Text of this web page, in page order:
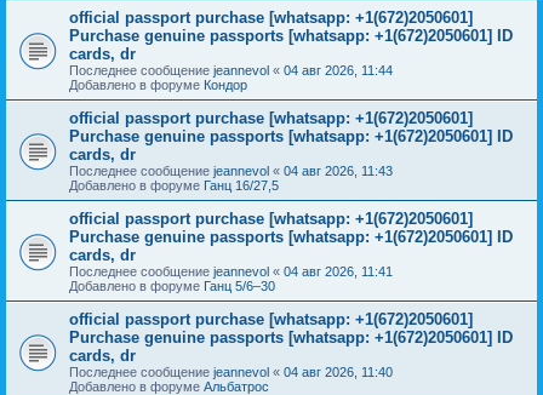
official passport purchase [whatsapp: +1(672)2050601]
Purchase genuine passports [whatsapp: +1(672)2050601] ID
cards, dr
Последнее сообщение jeannevol « 04 авг 2026, 11:44
Добавлено в форуме Кондор
official passport purchase [whatsapp: +1(672)2050601]
Purchase genuine passports [whatsapp: +1(672)2050601] ID
cards, dr
Последнее сообщение jeannevol « 04 авг 2026, 11:43
Добавлено в форуме Ганц 16/27,5
official passport purchase [whatsapp: +1(672)2050601]
Purchase genuine passports [whatsapp: +1(672)2050601] ID
cards, dr
Последнее сообщение jeannevol « 04 авг 2026, 11:41
Добавлено в форуме Ганц 5/6–30
official passport purchase [whatsapp: +1(672)2050601]
Purchase genuine passports [whatsapp: +1(672)2050601] ID
cards, dr
Последнее сообщение jeannevol « 04 авг 2026, 11:40
Добавлено в форуме Альбатрос